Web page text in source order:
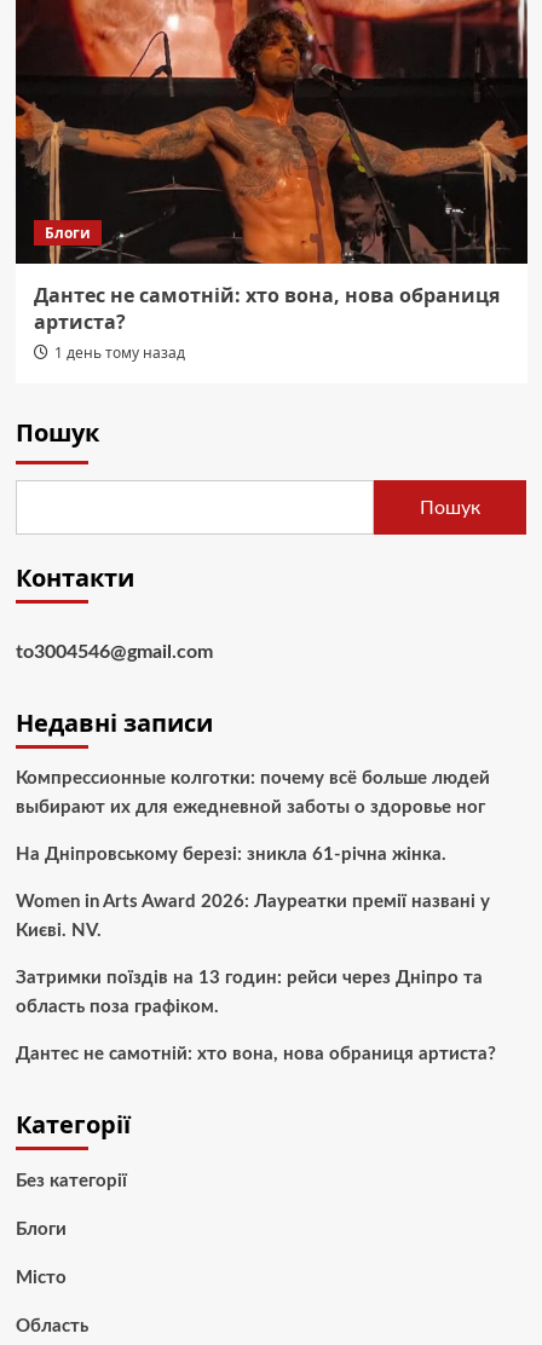
Блоги
Дантес не самотній: хто вона, нова обраниця
артиста?
1 день тому назад
Пошук
Пошук
Контакти
to3004546@gmail.com
Недавні записи
Компрессионные колготки: почему всё больше людей
выбирают их для ежедневной заботы о здоровье ног
На Дніпровському березі: зникла 61-річна жінка.
Women in Arts Award 2026: Лауреатки премії названі у
Києві. NV.
Затримки поїздів на 13 годин: рейси через Дніпро та
область поза графіком.
Дантес не самотній: хто вона, нова обраниця артиста?
Категорії
Без категорії
Блоги
Місто
Область